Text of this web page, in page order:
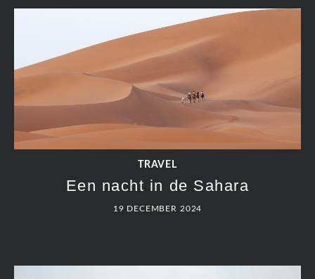
Aït Ben Haddou
19 DECEMBER 2024